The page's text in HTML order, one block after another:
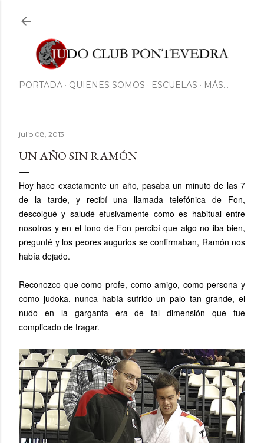
PORTADA QUIENES SOMOS ESCUELAS MÁS…
julio 08, 2013
UN AÑO SIN RAMÓN
Hoy hace exactamente un año, pasaba un minuto de las 7
de la tarde, y recibí una llamada telefónica de Fon,
descolgué y saludé efusivamente como es habitual entre
nosotros y en el tono de Fon percibí que algo no iba bien,
pregunté y los peores augurios se confirmaban, Ramón nos
había dejado.
Reconozco que como profe, como amigo, como persona y
como judoka, nunca había sufrido un palo tan grande, el
nudo en la garganta era de tal dimensión que fue
complicado de tragar.